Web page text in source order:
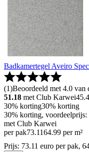
Badkamertegel Aveiro
(1)Beoordeeld met 4.0 van
51.18 met Club Karwei
30% korting30% korting
30% korting, voordeelprijs:
met Club Karwei
per pak73.1164.99 per m²
Prijs: 73.11 euro per pak,